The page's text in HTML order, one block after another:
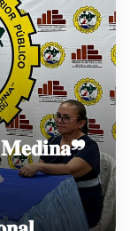
𝐌𝐞𝐝𝐢𝐧𝐚❞